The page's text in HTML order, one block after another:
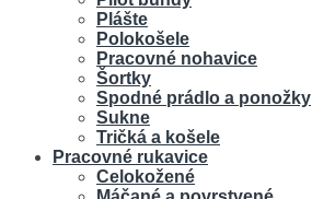
Plášte
Polokošele
Pracovné nohavice
Šortky
Spodné prádlo a ponožky
Sukne
Tričká a košele
Pracovné rukavice
Celokožené